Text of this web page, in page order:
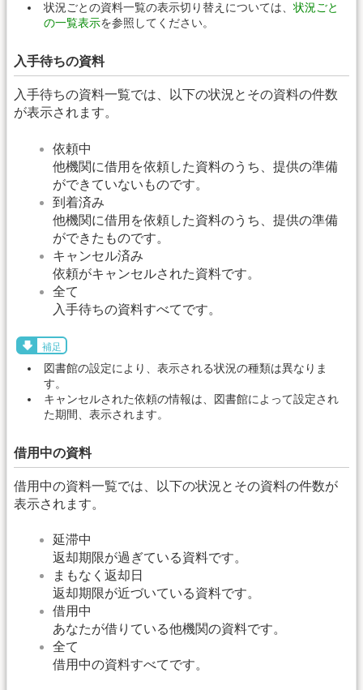
状況ごとの資料一覧の表示切り替えについては、 状況ごと
の一覧表示を参照してください。
入手待ちの資料
入手待ちの資料一覧では、以下の状況とその資料の件数
が表示されます。
依頼中
他機関に借用を依頼した資料のうち、提供の準備
ができていないものです。
到着済み
他機関に借用を依頼した資料のうち、提供の準備
ができたものです。
キャンセル済み
依頼がキャンセルされた資料です。
全て
入手待ちの資料すべてです。
補足
図書館の設定により、表示される状況の種類は異なりま
す。
キャンセルされた依頼の情報は、図書館によって設定され
た期間、表示されます。
借用中の資料
借用中の資料一覧では、以下の状況とその資料の件数が
表示されます。
延滞中
返却期限が過ぎている資料です。
まもなく返却日
返却期限が近づいている資料です。
借用中
あなたが借りている他機関の資料です。
全て
借用中の資料すべてです。